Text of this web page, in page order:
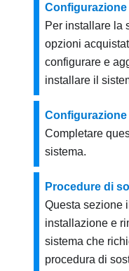
Per installare la
opzioni
configurare e
installare il
Completare
sistema.
Procedure di
Questa sezione
installazione e
sistema che
procedura di